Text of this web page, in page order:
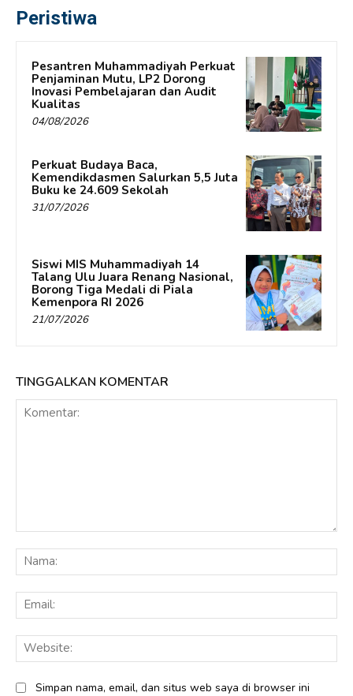
Peristiwa
Pesantren Muhammadiyah Perkuat
Penjaminan Mutu, LP2 Dorong
Inovasi Pembelajaran dan Audit
Kualitas
04/08/2026
Perkuat Budaya Baca,
Kemendikdasmen Salurkan 5,5 Juta
Buku ke 24.609 Sekolah
31/07/2026
Siswi MIS Muhammadiyah 14
Talang Ulu Juara Renang Nasional,
Borong Tiga Medali di Piala
Kemenpora RI 2026
21/07/2026
TINGGALKAN KOMENTAR
Simpan nama, email, dan situs web saya di browser ini